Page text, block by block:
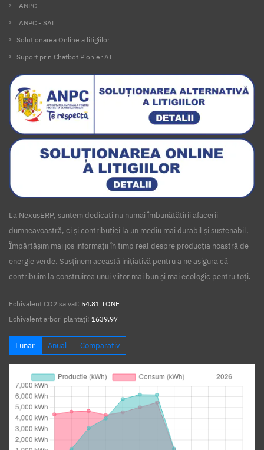
ANPC
ANPC - SAL
Soluționarea Online a litigiilor
Suport prin Chatbot Pionier AI
La NexusERP, suntem dedicați nu numai îmbunătățirii afacerii
dumneavoastră, ci și contribuției la un mediu mai durabil și sustenabil.
Împărtășim mai jos informații în timp real despre producția noastră de
energie verde. Susținem această inițiativă pentru a ne asigura că
contribuim la construirea unui viitor mai bun și mai ecologic pentru toți.
Echivalent CO2 salvat: 54.81 TONE
Echivalent arbori plantați: 1639.97
Lunar Anual Comparativ